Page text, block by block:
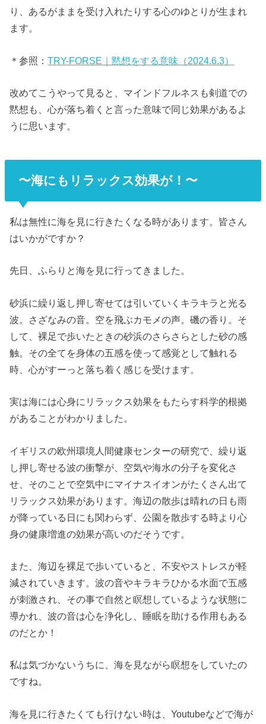
り、あるがままを受け入れたりする心のゆとりが生まれ
ます。
＊参照：TRY-FORSE｜黙想をする意味（2024.6.3）
改めてこうやって見ると、マインドフルネスも剣道での
黙想も、心が落ち着くと言った意味で同じ効果があるよ
うに思います。
〜海にもリラックス効果が！〜
私は無性に海を見に行きたくなる時があります。皆さん
はいかがですか？
先日、ふらりと海を見に行ってきました。
砂浜に繰り返し押し寄せては引いていくキラキラと光る
波。さざなみの音。空を飛ぶカモメの声。磯の香り。そ
して、裸足で歩いたときの砂浜のさらさらとした砂の感
触。その全てを身体の五感を使って感覚として触れる
時、心がすーっと落ち着く感じを受けます。
実は海には心身にリラックス効果をもたらす科学的根拠
があることがわかりました。
イギリスの欧州環境人間健康センターの研究で、繰り返
し押し寄せる波の衝撃が、空気や海水の分子を変化さ
せ、そのことで空気中にマイナスイオンがたくさん出て
リラックス効果があります。海辺の散歩は晴れの日も雨
が降っている日にも関わらず、公園を散歩する時より心
身の健康増進の効果が高いのだそうです。
また、海辺を裸足で歩いていると、不安やストレスが軽
減されていきます。波の音やキラキラひかる水面で五感
が刺激され、その事で自然と瞑想しているような状態に
導かれ、波の音は心を浄化し、睡眠を助ける作用もある
のだとか！
私は気づかないうちに、海を見ながら瞑想をしていたの
ですね。
海を見に行きたくても行けない時は、Youtubeなどで海が